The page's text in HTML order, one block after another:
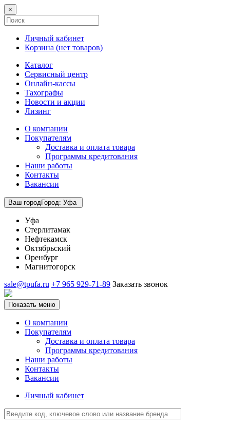
×
Личный кабинет
Корзина (нет товаров)
Каталог
Сервисный центр
Онлайн-кассы
Тахографы
Новости и акции
Лизинг
О компании
Покупателям
Доставка и оплата товара
Программы кредитования
Наши работы
Контакты
Вакансии
Ваш городГород: Уфа
Уфа
Стерлитамак
Нефтекамск
Октябрьский
Оренбург
Магнитогорск
sale@tpufa.ru +7 965 929-71-89 Заказать звонок
Показать меню
О компании
Покупателям
Доставка и оплата товара
Программы кредитования
Наши работы
Контакты
Вакансии
Личный кабинет